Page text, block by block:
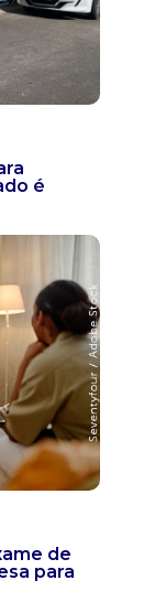
é
de
para